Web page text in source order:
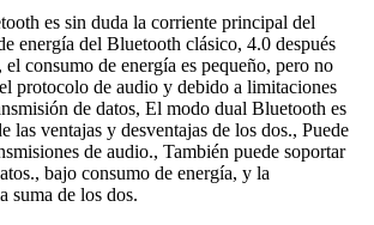
es sin duda la corriente principal del
energía del Bluetooth clásico, 4.0 después
consumo de energía es pequeño, pero no
protocolo de audio y debido a limitaciones
de datos, El modo dual Bluetooth es
las ventajas y desventajas de los dos., Puede
de audio., También puede soportar
bajo consumo de energía, y la
suma de los dos.